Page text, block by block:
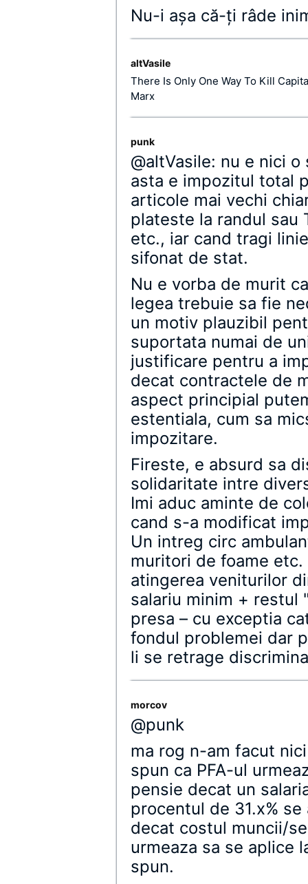
Nu-i aşa că-ţi râde
altVasile
There Is Only One Way To Kill
Marx
punk
@altVasile: nu e nici
asta e impozitul total
articole mai vechi
plateste la randul sau
etc., iar cand tragi
sifonat de stat.
Nu e vorba de murit
legea trebuie sa fie
un motiv plauzibil
suportata numai de
justificare pentru a
decat contractele de
aspect principial
estentiala, cum sa
impozitare.
Fireste, e absurd sa
solidaritate intre
Imi aduc aminte de
cand s-a modificat
Un intreg circ
muritori de foame
atingerea veniturilor
salariu minim + restul
presa – cu exceptia
fondul problemei dar
li se retrage
morcov
@punk
ma rog n-am facut
spun ca PFA-ul
pensie decat un
procentul de 31.x%
decat costul muncii/
urmeaza sa se aplice
spun.